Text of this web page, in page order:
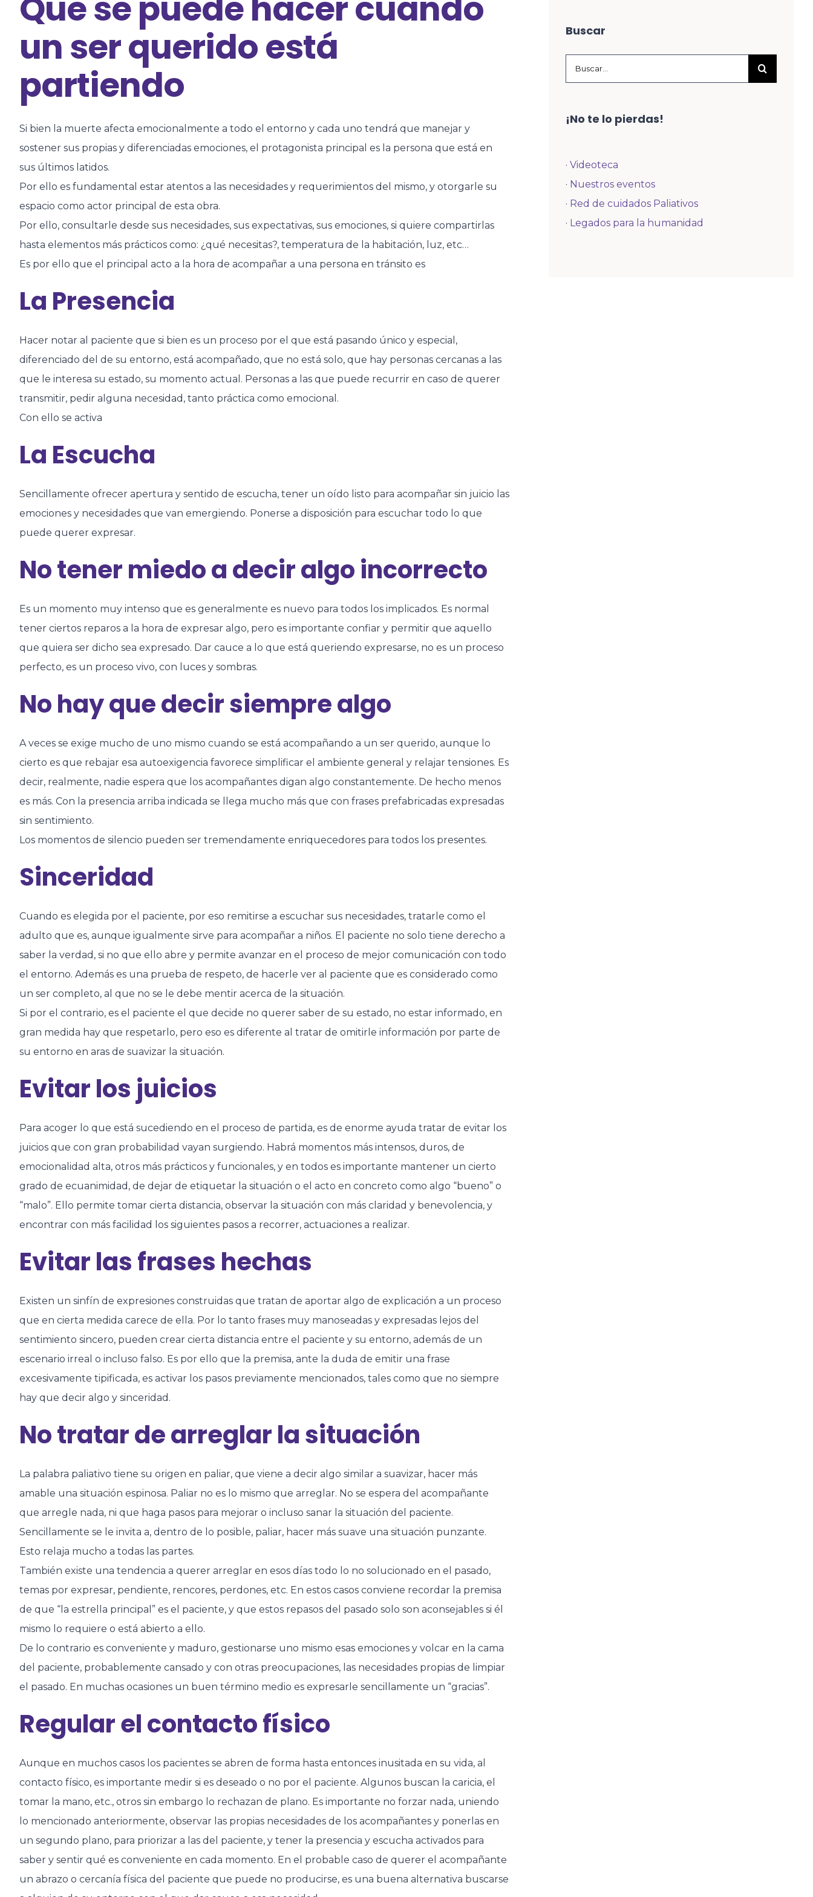
un ser querido está
partiendo
Si bien la muerte afecta emocionalmente a todo el entorno y cada uno tendrá que manejar y
sostener sus propias y diferenciadas emociones, el protagonista principal es la persona que está en
sus últimos latidos.
Por ello es fundamental estar atentos a las necesidades y requerimientos del mismo, y otorgarle su
espacio como actor principal de esta obra.
Por ello, consultarle desde sus necesidades, sus expectativas, sus emociones, si quiere compartirlas
hasta elementos más prácticos como: ¿qué necesitas?, temperatura de la habitación, luz, etc…
Es por ello que el principal acto a la hora de acompañar a una persona en tránsito es
La Presencia
Hacer notar al paciente que si bien es un proceso por el que está pasando único y especial,
diferenciado del de su entorno, está acompañado, que no está solo, que hay personas cercanas a las
que le interesa su estado, su momento actual. Personas a las que puede recurrir en caso de querer
transmitir, pedir alguna necesidad, tanto práctica como emocional.
Con ello se activa
La Escucha
Sencillamente ofrecer apertura y sentido de escucha, tener un oído listo para acompañar sin juicio las
emociones y necesidades que van emergiendo. Ponerse a disposición para escuchar todo lo que
puede querer expresar.
No tener miedo a decir algo incorrecto
Es un momento muy intenso que es generalmente es nuevo para todos los implicados. Es normal
tener ciertos reparos a la hora de expresar algo, pero es importante confiar y permitir que aquello
que quiera ser dicho sea expresado. Dar cauce a lo que está queriendo expresarse, no es un proceso
perfecto, es un proceso vivo, con luces y sombras.
No hay que decir siempre algo
A veces se exige mucho de uno mismo cuando se está acompañando a un ser querido, aunque lo
cierto es que rebajar esa autoexigencia favorece simplificar el ambiente general y relajar tensiones. Es
decir, realmente, nadie espera que los acompañantes digan algo constantemente. De hecho menos
es más. Con la presencia arriba indicada se llega mucho más que con frases prefabricadas expresadas
sin sentimiento.
Los momentos de silencio pueden ser tremendamente enriquecedores para todos los presentes.
Sinceridad
Cuando es elegida por el paciente, por eso remitirse a escuchar sus necesidades, tratarle como el
adulto que es, aunque igualmente sirve para acompañar a niños. El paciente no solo tiene derecho a
saber la verdad, si no que ello abre y permite avanzar en el proceso de mejor comunicación con todo
el entorno. Además es una prueba de respeto, de hacerle ver al paciente que es considerado como
un ser completo, al que no se le debe mentir acerca de la situación.
Si por el contrario, es el paciente el que decide no querer saber de su estado, no estar informado, en
gran medida hay que respetarlo, pero eso es diferente al tratar de omitirle información por parte de
su entorno en aras de suavizar la situación.
Evitar los juicios
Para acoger lo que está sucediendo en el proceso de partida, es de enorme ayuda tratar de evitar los
juicios que con gran probabilidad vayan surgiendo. Habrá momentos más intensos, duros, de
emocionalidad alta, otros más prácticos y funcionales, y en todos es importante mantener un cierto
grado de ecuanimidad, de dejar de etiquetar la situación o el acto en concreto como algo “bueno” o
“malo”. Ello permite tomar cierta distancia, observar la situación con más claridad y benevolencia, y
encontrar con más facilidad los siguientes pasos a recorrer, actuaciones a realizar.
Evitar las frases hechas
Existen un sinfín de expresiones construidas que tratan de aportar algo de explicación a un proceso
que en cierta medida carece de ella. Por lo tanto frases muy manoseadas y expresadas lejos del
sentimiento sincero, pueden crear cierta distancia entre el paciente y su entorno, además de un
escenario irreal o incluso falso. Es por ello que la premisa, ante la duda de emitir una frase
excesivamente tipificada, es activar los pasos previamente mencionados, tales como que no siempre
hay que decir algo y sinceridad.
No tratar de arreglar la situación
La palabra paliativo tiene su origen en paliar, que viene a decir algo similar a suavizar, hacer más
amable una situación espinosa. Paliar no es lo mismo que arreglar. No se espera del acompañante
que arregle nada, ni que haga pasos para mejorar o incluso sanar la situación del paciente.
Sencillamente se le invita a, dentro de lo posible, paliar, hacer más suave una situación punzante.
Esto relaja mucho a todas las partes.
También existe una tendencia a querer arreglar en esos días todo lo no solucionado en el pasado,
temas por expresar, pendiente, rencores, perdones, etc. En estos casos conviene recordar la premisa
de que “la estrella principal” es el paciente, y que estos repasos del pasado solo son aconsejables si él
mismo lo requiere o está abierto a ello.
De lo contrario es conveniente y maduro, gestionarse uno mismo esas emociones y volcar en la cama
del paciente, probablemente cansado y con otras preocupaciones, las necesidades propias de limpiar
el pasado. En muchas ocasiones un buen término medio es expresarle sencillamente un “gracias”.
Regular el contacto físico
Aunque en muchos casos los pacientes se abren de forma hasta entonces inusitada en su vida, al
contacto físico, es importante medir si es deseado o no por el paciente. Algunos buscan la caricia, el
tomar la mano, etc., otros sin embargo lo rechazan de plano. Es importante no forzar nada, uniendo
lo mencionado anteriormente, observar las propias necesidades de los acompañantes y ponerlas en
un segundo plano, para priorizar a las del paciente, y tener la presencia y escucha activados para
saber y sentir qué es conveniente en cada momento. En el probable caso de querer el acompañante
un abrazo o cercanía física del paciente que puede no producirse, es una buena alternativa buscarse
Buscar
Buscar:
¡No te lo pierdas!
·Videoteca
· Nuestros eventos
· Red de cuidados Paliativos
· Legados para la humanidad